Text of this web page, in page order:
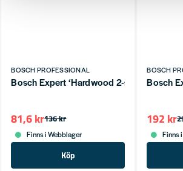
BOSCH PROFESSIONAL
Bosch Expert ‘Hardwood 2-side clean’
136 kr
81,6 kr
Finns i Webblager
Köp
BOSCH
Bosch
192 kr
Finns